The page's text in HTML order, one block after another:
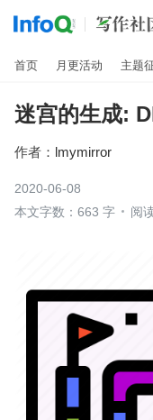
首页 月更活动 主题
迷宫的生成:
作者： lmymirror
2020-06-08
本文字数：663 字
阅